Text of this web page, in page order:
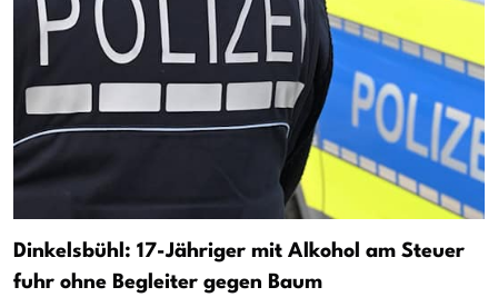
Dinkelsbühl: 17-Jähriger mit Alkohol am Steuer
fuhr ohne Begleiter gegen Baum